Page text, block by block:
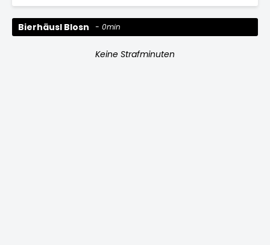
Bierhäusl Blosn 0min
Keine Strafminuten